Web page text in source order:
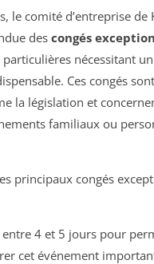
le comité d’entreprise de
des congés
nécessitant
Ces congés
la législation et
familiaux ou
principaux congés
4 et 5 jours pour
cet événement